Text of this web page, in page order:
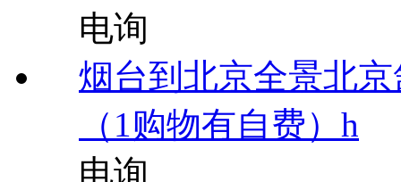
电询
烟台到北京全景北
（1购物有自费）h
电询